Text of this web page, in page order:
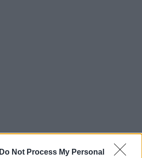
Do Not Process My Personal